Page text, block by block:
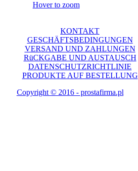
Hover to zoom
KONTAKT
GESCHÄFTSBEDINGUNGEN
VERSAND UND ZAHLUNGEN
RüCKGABE UND AUSTAUSCH
DATENSCHUTZRICHTLINIE
PRODUKTE AUF BESTELLUNG
Copyright © 2016 - prostafirma.pl